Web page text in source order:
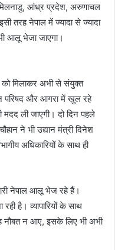
आंध्र प्रदेश, अरुणाचल
तरह नेपाल में ज्यादा से ज्यादा
आलू भेजा जाएगा।
मिलाकर अभी से संयुक्त
परिषद और आगरा में खुल रहे
ली जाएगी। दो दिन पहले
ने भी उद्यान मंत्री दिनेश
अधिकारियों के साथ ही
नेपाल आलू भेज रहे हैं।
है। व्यापारियों के साथ
नौबत न आए, इसके लिए भी अभी